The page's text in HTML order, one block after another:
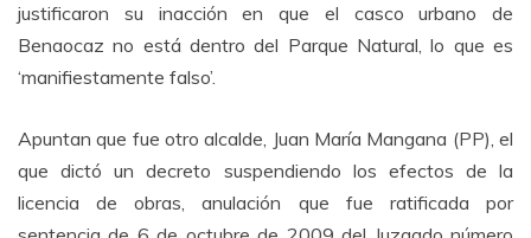
justificaron su inacción en que el casco urbano de
Benaocaz no está dentro del Parque Natural, lo que es
‘manifiestamente falso’.
Apuntan que fue otro alcalde, Juan María Mangana (PP), el
que dictó un decreto suspendiendo los efectos de la
licencia de obras, anulación que fue ratificada por